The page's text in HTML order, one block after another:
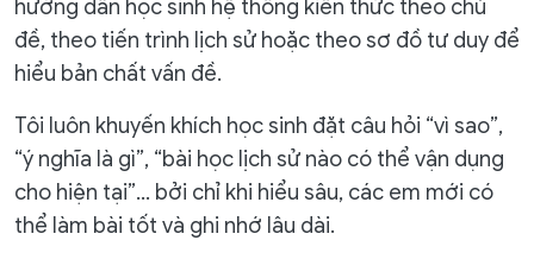
hướng dẫn học sinh hệ thống kiến thức theo chủ
đề, theo tiến trình lịch sử hoặc theo sơ đồ tư duy để
hiểu bản chất vấn đề.
Tôi luôn khuyến khích học sinh đặt câu hỏi “vì sao”,
“ý nghĩa là gì”, “bài học lịch sử nào có thể vận dụng
cho hiện tại”… bởi chỉ khi hiểu sâu, các em mới có
thể làm bài tốt và ghi nhớ lâu dài.